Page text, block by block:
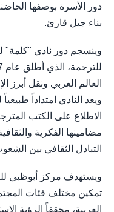
دور الأسرة بوصفها
بناء جيل قارئ.
وينسجم دور نادي "كلمة"
العالم العربي ونقل أبرز
ويعد النادي امتداداً
الاطلاع على الكتب
مضامينها الفكرية
التبادل الثقافي بين
ويستهدف مركز أبوظبي
تمكين مختلف فئات
العربية، محققاً الرؤية